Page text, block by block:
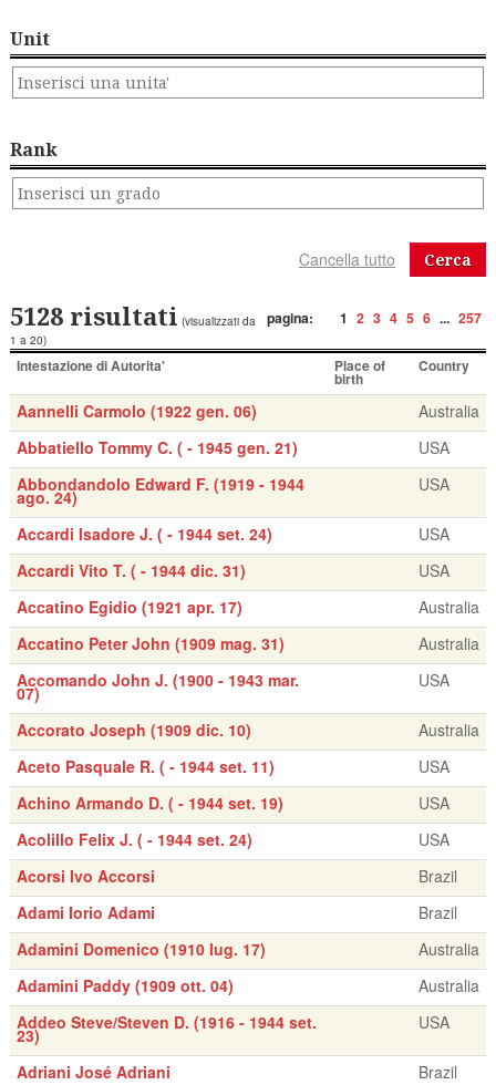
Unit
Rank
Cerca
pagina: 1 2 3 4 5 6 ... 257
5128 risultati (visualizzati da
1 a 20)
Intestazione di Autorita' Place of
birth
Country
Aannelli Carmolo (1922 gen. 06)
Australia
Abbatiello Tommy C. ( - 1945 gen. 21)
USA
Abbondandolo Edward F. (1919 - 1944
ago. 24)
USA
Accardi Isadore J. ( - 1944 set. 24)
USA
Accardi Vito T. ( - 1944 dic. 31)
USA
Accatino Egidio (1921 apr. 17)
Australia
Accatino Peter John (1909 mag. 31)
Australia
Accomando John J. (1900 - 1943 mar.
07)
USA
Accorato Joseph (1909 dic. 10)
Australia
Aceto Pasquale R. ( - 1944 set. 11)
USA
Achino Armando D. ( - 1944 set. 19)
USA
Acolillo Felix J. ( - 1944 set. 24)
USA
Acorsi Ivo Accorsi
Brazil
Adami Iorio Adami
Brazil
Adamini Domenico (1910 lug. 17)
Australia
Adamini Paddy (1909 ott. 04)
Australia
Addeo Steve/Steven D. (1916 - 1944 set.
23)
USA
Adriani José Adriani
Brazil